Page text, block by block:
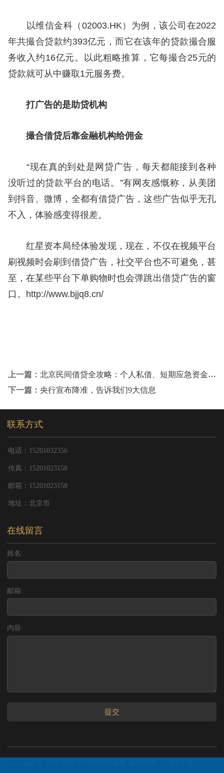
以维信金科（02003.HK）为例，该公司在2022
年共撮合贷款约393亿元，而它在该年的贷款撮合服
务收入约16亿元。以此粗略推算，它每撮合25元的
贷款就可从中赚取1元服务费。
打广告的是助贷机构
撮合借贷后靠金融机构给佣金
“现在真的到处是网贷广告，每天都能接到各种
没听过的贷款平台的电话。”有网友感慨称，从美团
到抖音、微博，全都有借贷广告，这些广告似乎无孔
不入，体验感变得很差。
红星资本局经体验发现，现在，不仅在视频平台
刷视频时会刷到借贷广告，社交平台也不可避免，甚
至，在某些平台下单购物时也会弹跳出借贷广告的窗
口。http://www.bjjq8.cn/
上一篇： 北京民间借贷全攻略：个人私借、短期应急资金解决方案
下一篇： 央行宣布降准，告诉我们9大信息
联系方式
电话：15201032356
传真：15201023158
邮箱：15201023158
地址：北京市
在线留言
姓名:
邮箱:
内容:
提交